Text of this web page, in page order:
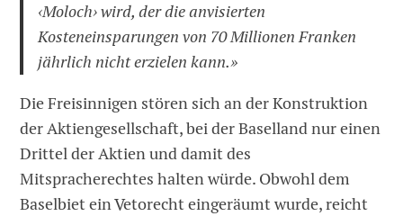
‹Moloch› wird, der die anvisierten
Kosteneinsparungen von 70 Millionen Franken
jährlich nicht erzielen kann.»
Die Freisinnigen stören sich an der Konstruktion
der Aktiengesellschaft, bei der Baselland nur einen
Drittel der Aktien und damit des
Mitspracherechtes halten würde. Obwohl dem
Baselbiet ein Vetorecht eingeräumt wurde, reicht